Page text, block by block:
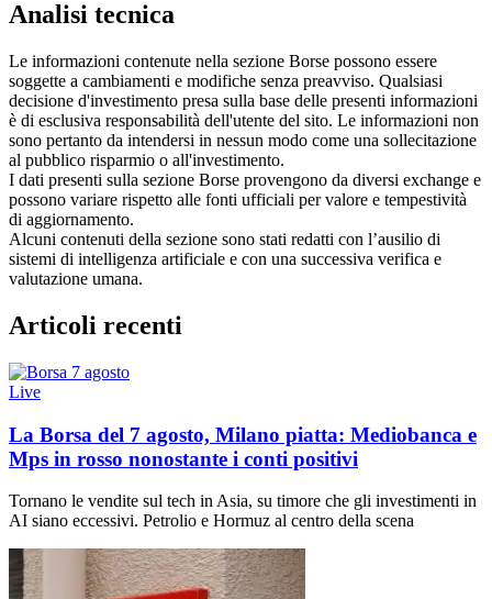
Analisi tecnica
Le informazioni contenute nella sezione Borse possono essere
soggette a cambiamenti e modifiche senza preavviso. Qualsiasi
decisione d'investimento presa sulla base delle presenti informazioni
è di esclusiva responsabilità dell'utente del sito. Le informazioni non
sono pertanto da intendersi in nessun modo come una sollecitazione
al pubblico risparmio o all'investimento.
I dati presenti sulla sezione Borse provengono da diversi exchange e
possono variare rispetto alle fonti ufficiali per valore e tempestività
di aggiornamento.
Alcuni contenuti della sezione sono stati redatti con l’ausilio di
sistemi di intelligenza artificiale e con una successiva verifica e
valutazione umana.
Articoli recenti
Live
La Borsa del 7 agosto, Milano piatta: Mediobanca e
Mps in rosso nonostante i conti positivi
Tornano le vendite sul tech in Asia, su timore che gli investimenti in
AI siano eccessivi. Petrolio e Hormuz al centro della scena